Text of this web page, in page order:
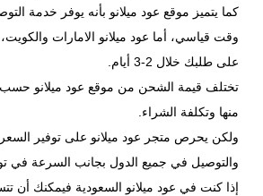
كما يتميز موقع عود ميلانو بأنه يوفر خدمة
وقت قياسي، أما عود ميلانو الامارات
على طلبك خلال 2-3 أيام.
تختلف قيمة الشحن من موقع عود ميلانو حسب
منها وتكلفة الشراء.
ولكن يحرص متجر عود ميلانو على توفير
والتوصيل في جميع الدول بجانب السرعة في